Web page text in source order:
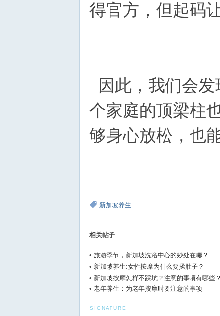
得官方，但起码
因此，我们会
个家庭的顶梁柱
够身心放松，也
新加坡养生
相关帖子
• 旅游季节，新加坡洗浴中心的妙处在哪？
• 新加坡养生:女性按摩为什么要揉肚子？
• 新加坡按摩怎样不踩坑？注意的事项有哪些
• 老年养生：为老年按摩时要注意的事项